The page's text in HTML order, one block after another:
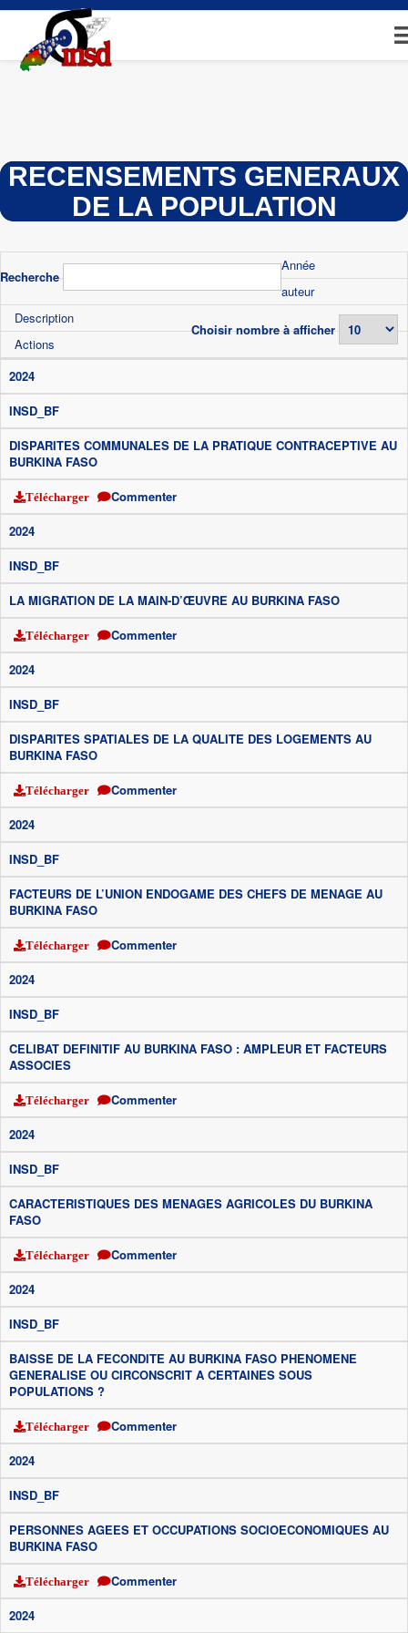
Aller
contenu
principal
RECENSEMENTS GENERAUX
DE LA POPULATION
Recherche
Choisir nombre à afficher
Année
auteur
Description
Actions
2024
INSD_BF
DISPARITES COMMUNALES DE LA PRATIQUE CONTRACEPTIVE AU
BURKINA FASO
Télécharger
Commenter
2024
INSD_BF
LA MIGRATION DE LA MAIN-D’ŒUVRE AU BURKINA FASO
Télécharger
Commenter
2024
INSD_BF
DISPARITES SPATIALES DE LA QUALITE DES LOGEMENTS AU
BURKINA FASO
Télécharger
Commenter
2024
INSD_BF
FACTEURS DE L’UNION ENDOGAME DES CHEFS DE MENAGE AU
BURKINA FASO
Télécharger
Commenter
2024
INSD_BF
CELIBAT DEFINITIF AU BURKINA FASO : AMPLEUR ET FACTEURS
ASSOCIES
Télécharger
Commenter
2024
INSD_BF
CARACTERISTIQUES DES MENAGES AGRICOLES DU BURKINA
FASO
Télécharger
Commenter
2024
INSD_BF
BAISSE DE LA FECONDITE AU BURKINA FASO PHENOMENE
GENERALISE OU CIRCONSCRIT A CERTAINES SOUS
POPULATIONS ?
Télécharger
Commenter
2024
INSD_BF
PERSONNES AGEES ET OCCUPATIONS SOCIOECONOMIQUES AU
BURKINA FASO
Télécharger
Commenter
2024